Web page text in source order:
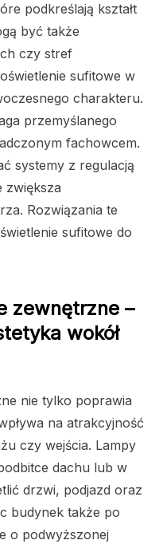
podkreślają kształt
być także
czy stref
sufitowe w
charakteru.
przemyślanego
fachowcem.
systemy z regulacją
zwiększa
Rozwiązania te
sufitowe do
zewnętrzne –
wokół
nie tylko poprawia
na atrakcyjność
czy wejścia. Lampy
dachu lub w
drzwi, podjazd oraz
budynek także po
o podwyższonej